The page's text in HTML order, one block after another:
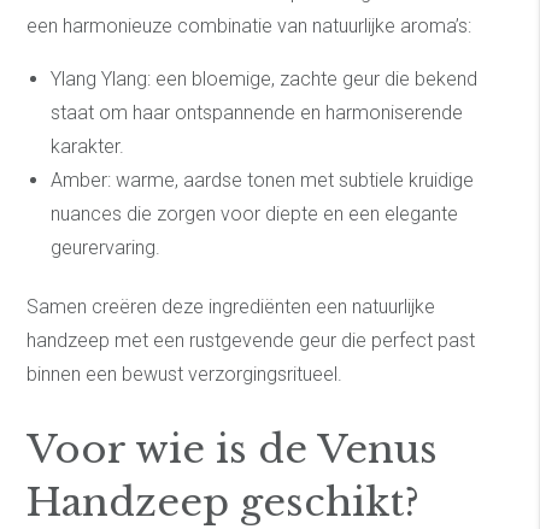
een harmonieuze combinatie van natuurlijke aroma’s:
Ylang Ylang: een bloemige, zachte geur die bekend
staat om haar ontspannende en harmoniserende
karakter.
Amber: warme, aardse tonen met subtiele kruidige
nuances die zorgen voor diepte en een elegante
geurervaring.
Samen creëren deze ingrediënten een natuurlijke
handzeep met een rustgevende geur die perfect past
binnen een bewust verzorgingsritueel.
Voor wie is de Venus
Handzeep geschikt?